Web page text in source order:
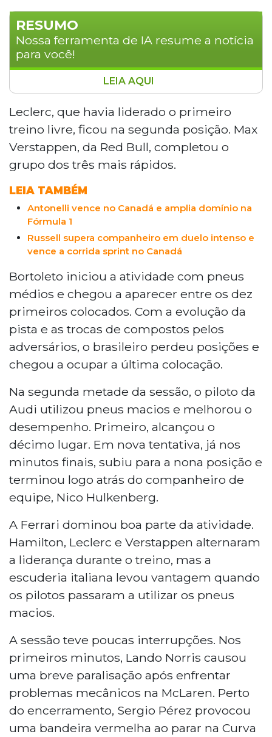
RESUMO
Nossa ferramenta de IA resume a notícia
para você!
Hamilton lidera 2º treino livre do GP de
Mônaco com a Ferrari, registrando volta
em 1min13s026. Leclerc foi 2º e
Verstappen, 3º. Bortoleto terminou em 9º
pela Audi. A corrida acontece domingo às
10h.
LEIA AQUI
Leclerc, que havia liderado o primeiro
treino livre, ficou na segunda posição. Max
Verstappen, da Red Bull, completou o
grupo dos três mais rápidos.
LEIA TAMBÉM
Antonelli vence no Canadá e amplia domínio na
Fórmula 1
Russell supera companheiro em duelo intenso e
vence a corrida sprint no Canadá
Bortoleto iniciou a atividade com pneus
médios e chegou a aparecer entre os dez
primeiros colocados. Com a evolução da
pista e as trocas de compostos pelos
adversários, o brasileiro perdeu posições e
chegou a ocupar a última colocação.
Na segunda metade da sessão, o piloto da
Audi utilizou pneus macios e melhorou o
desempenho. Primeiro, alcançou o
décimo lugar. Em nova tentativa, já nos
minutos finais, subiu para a nona posição e
terminou logo atrás do companheiro de
equipe, Nico Hulkenberg.
A Ferrari dominou boa parte da atividade.
Hamilton, Leclerc e Verstappen alternaram
a liderança durante o treino, mas a
escuderia italiana levou vantagem quando
os pilotos passaram a utilizar os pneus
macios.
A sessão teve poucas interrupções. Nos
primeiros minutos, Lando Norris causou
uma breve paralisação após enfrentar
problemas mecânicos na McLaren. Perto
do encerramento, Sergio Pérez provocou
uma bandeira vermelha ao parar na Curva